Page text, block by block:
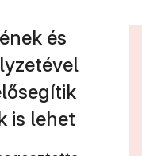
és
is lehet